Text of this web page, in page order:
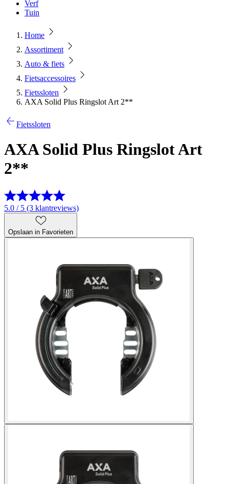
Verf
Tuin
Home
Assortiment
Auto & fiets
Fietsaccessoires
Fietssloten
AXA Solid Plus Ringslot Art 2**
Fietssloten
AXA Solid Plus Ringslot Art
2**
5.0 / 5 (3 klantreviews)
Opslaan in Favorieten